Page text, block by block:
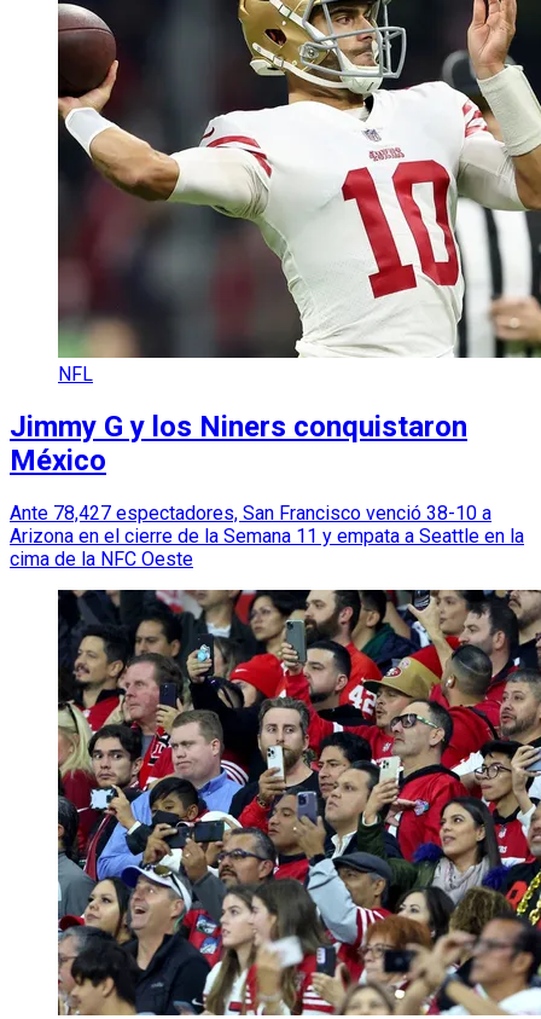
NFL
Jimmy G y los Niners conquistaron
México
Ante 78,427 espectadores, San Francisco venció 38-10 a
Arizona en el cierre de la Semana 11 y empata a Seattle en la
cima de la NFC Oeste